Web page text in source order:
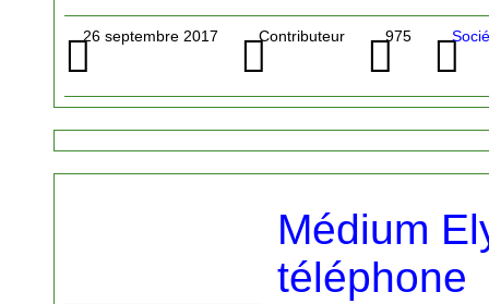
26 septembre 2017 Contributeur 975
Médium
téléphone